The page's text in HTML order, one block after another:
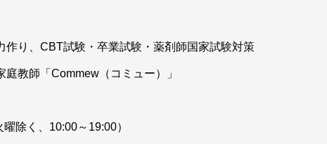
作り、CBT試験・卒業試験・薬剤師国家試験対策
教師「Commew（コミュー）」
除く、10:00～19:00）